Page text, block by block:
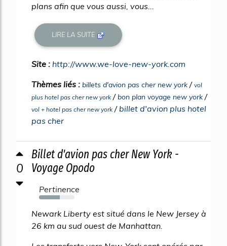
plans afin que vous aussi, vous...
LIRE LA SUITE
Site : http://www.we-love-new-york.com
Thèmes liés : billets d'avion pas cher new york / vol
plus hotel pas cher new york /bon plan voyage new york /
vol + hotel pas cher new york / billet d'avion plus hotel
pas cher
0
Billet d'avion pas cher New York -
Voyage Opodo
Pertinence
59%
Newark Liberty est situé dans le New Jersey à
26 km au sud ouest de Manhattan.